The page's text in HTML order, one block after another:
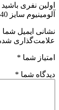
اولین نفری
آلومینیوم سایز 240”
نشانی ایمیل
علامت‌گذاری
امتیاز شما *
دیدگاه شما *